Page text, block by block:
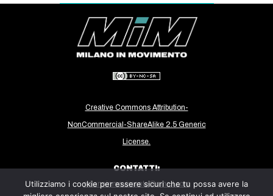
Creative Commons Attribution-
NonCommercial-ShareAlike 2.5 Generic
License.
CONTATTI:
milanoinmovimento@gmail.com
Utilizziamo i cookie per essere sicuri che tu possa avere la